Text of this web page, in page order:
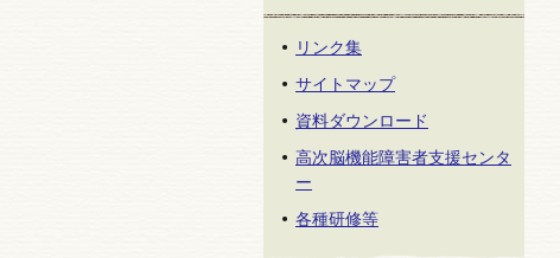
リンク集
サイトマップ
資料ダウンロード
高次脳機能障害者支援センタ
ー
各種研修等